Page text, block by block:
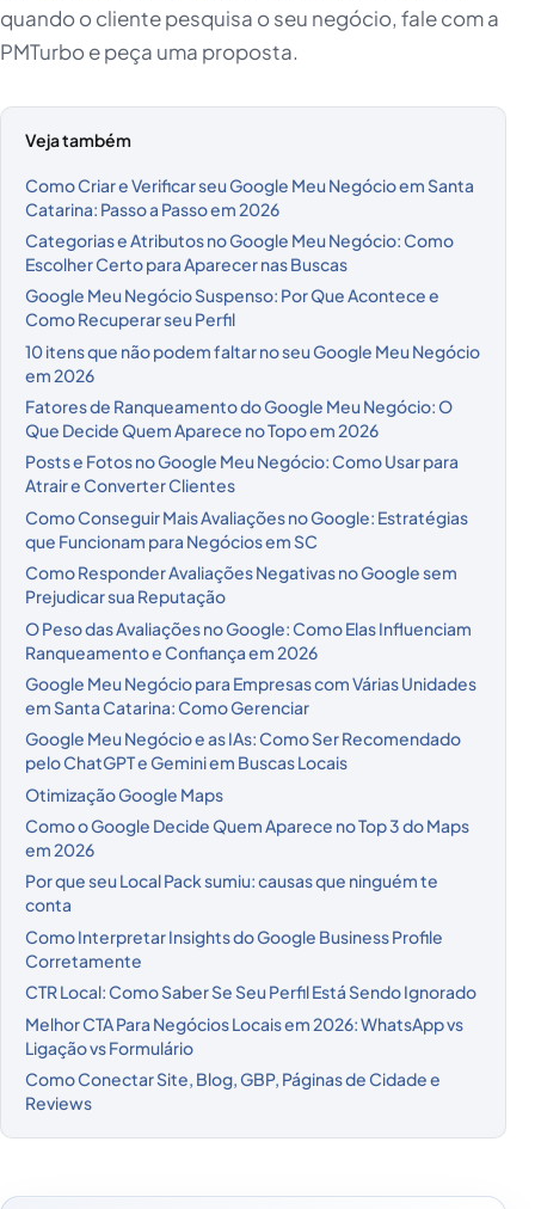
quando o cliente pesquisa o seu negócio, fale com a
PMTurbo e peça uma proposta.
Veja também
Como Criar e Verificar seu Google Meu Negócio em Santa
Catarina: Passo a Passo em 2026
Categorias e Atributos no Google Meu Negócio: Como
Escolher Certo para Aparecer nas Buscas
Google Meu Negócio Suspenso: Por Que Acontece e
Como Recuperar seu Perfil
10 itens que não podem faltar no seu Google Meu Negócio
em 2026
Fatores de Ranqueamento do Google Meu Negócio: O
Que Decide Quem Aparece no Topo em 2026
Posts e Fotos no Google Meu Negócio: Como Usar para
Atrair e Converter Clientes
Como Conseguir Mais Avaliações no Google: Estratégias
que Funcionam para Negócios em SC
Como Responder Avaliações Negativas no Google sem
Prejudicar sua Reputação
O Peso das Avaliações no Google: Como Elas Influenciam
Ranqueamento e Confiança em 2026
Google Meu Negócio para Empresas com Várias Unidades
em Santa Catarina: Como Gerenciar
Google Meu Negócio e as IAs: Como Ser Recomendado
pelo ChatGPT e Gemini em Buscas Locais
Otimização Google Maps
Como o Google Decide Quem Aparece no Top 3 do Maps
em 2026
Por que seu Local Pack sumiu: causas que ninguém te
conta
Como Interpretar Insights do Google Business Profile
Corretamente
CTR Local: Como Saber Se Seu Perfil Está Sendo Ignorado
Melhor CTA Para Negócios Locais em 2026: WhatsApp vs
Ligação vs Formulário
Como Conectar Site, Blog, GBP, Páginas de Cidade e
Reviews